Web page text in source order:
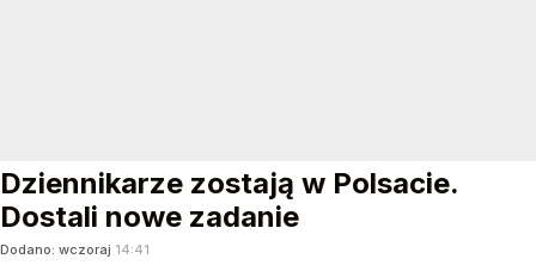
Dziennikarze zostają w Polsacie.
Dostali nowe zadanie
Dodano: wczoraj 14:41